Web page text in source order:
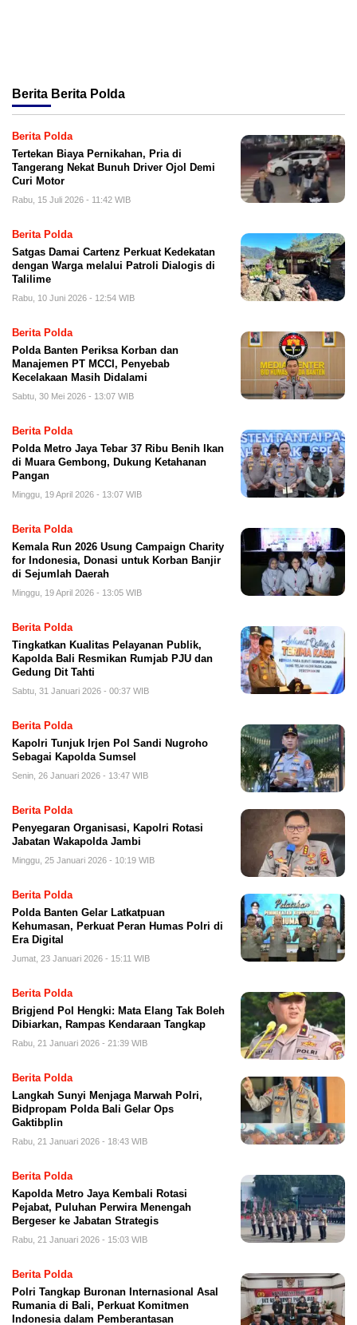
Berita Berita Polda
Berita Polda
Tertekan Biaya Pernikahan, Pria di
Tangerang Nekat Bunuh Driver Ojol Demi
Curi Motor
Rabu, 15 Juli 2026 - 11:42 WIB
Berita Polda
Satgas Damai Cartenz Perkuat Kedekatan
dengan Warga melalui Patroli Dialogis di
Talilime
Rabu, 10 Juni 2026 - 12:54 WIB
Berita Polda
Polda Banten Periksa Korban dan
Manajemen PT MCCI, Penyebab
Kecelakaan Masih Didalami
Sabtu, 30 Mei 2026 - 13:07 WIB
Berita Polda
Polda Metro Jaya Tebar 37 Ribu Benih Ikan
di Muara Gembong, Dukung Ketahanan
Pangan
Minggu, 19 April 2026 - 13:07 WIB
Berita Polda
Kemala Run 2026 Usung Campaign Charity
for Indonesia, Donasi untuk Korban Banjir
di Sejumlah Daerah
Minggu, 19 April 2026 - 13:05 WIB
Berita Polda
Tingkatkan Kualitas Pelayanan Publik,
Kapolda Bali Resmikan Rumjab PJU dan
Gedung Dit Tahti
Sabtu, 31 Januari 2026 - 00:37 WIB
Berita Polda
Kapolri Tunjuk Irjen Pol Sandi Nugroho
Sebagai Kapolda Sumsel
Senin, 26 Januari 2026 - 13:47 WIB
Berita Polda
Penyegaran Organisasi, Kapolri Rotasi
Jabatan Wakapolda Jambi
Minggu, 25 Januari 2026 - 10:19 WIB
Berita Polda
Polda Banten Gelar Latkatpuan
Kehumasan, Perkuat Peran Humas Polri di
Era Digital
Jumat, 23 Januari 2026 - 15:11 WIB
Berita Polda
Brigjend Pol Hengki: Mata Elang Tak Boleh
Dibiarkan, Rampas Kendaraan Tangkap
Rabu, 21 Januari 2026 - 21:39 WIB
Berita Polda
Langkah Sunyi Menjaga Marwah Polri,
Bidpropam Polda Bali Gelar Ops
Gaktibplin
Rabu, 21 Januari 2026 - 18:43 WIB
Berita Polda
Kapolda Metro Jaya Kembali Rotasi
Pejabat, Puluhan Perwira Menengah
Bergeser ke Jabatan Strategis
Rabu, 21 Januari 2026 - 15:03 WIB
Berita Polda
Polri Tangkap Buronan Internasional Asal
Rumania di Bali, Perkuat Komitmen
Indonesia dalam Pemberantasan